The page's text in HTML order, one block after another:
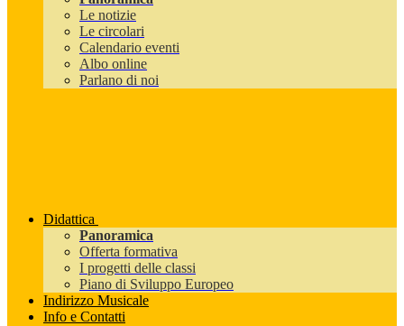
Le notizie
Le circolari
Calendario eventi
Albo online
Parlano di noi
Didattica
Panoramica
Offerta formativa
I progetti delle classi
Piano di Sviluppo Europeo
Indirizzo Musicale
Info e Contatti